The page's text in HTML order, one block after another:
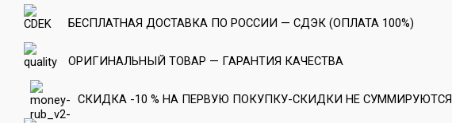
БЕСПЛАТНАЯ ДОСТАВКА ПО РОССИИ — СДЭК (ОПЛАТА 100%)
ОРИГИНАЛЬНЫЙ ТОВАР — ГАРАНТИЯ КАЧЕСТВА
СКИДКА -10 % НА ПЕРВУЮ ПОКУПКУ-СКИДКИ НЕ СУММИРУЮТСЯ.